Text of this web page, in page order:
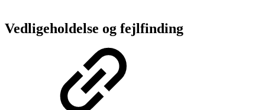
Vedligeholdelse og fejlfinding